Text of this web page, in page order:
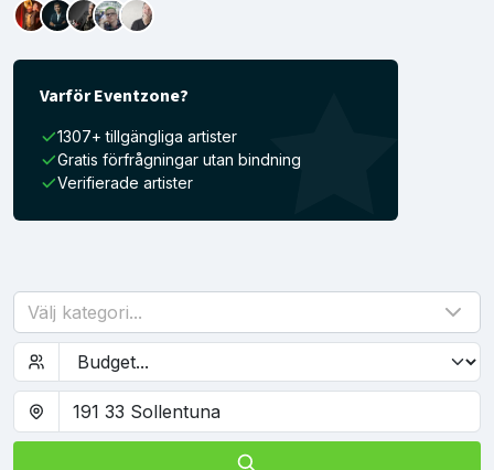
Varför Eventzone?
1307+ tillgängliga artister
Gratis förfrågningar utan bindning
Verifierade artister
Välj kategori...